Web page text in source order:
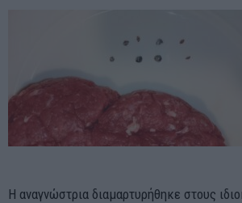
Η αναγνώστρια διαμαρτυρήθηκε στους